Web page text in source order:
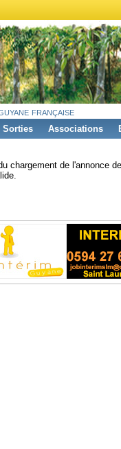
française
Sorties Associations
chargement de l'annonce